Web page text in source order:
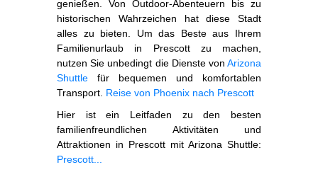
genießen. Von Outdoor‑Abenteuern bis zu
historischen Wahrzeichen hat diese Stadt
alles zu bieten. Um das Beste aus Ihrem
Familienurlaub in Prescott zu machen,
nutzen Sie unbedingt die Dienste von Arizona
Shuttle für bequemen und komfortablen
Transport. Reise von Phoenix nach Prescott
Hier ist ein Leitfaden zu den besten
familienfreundlichen Aktivitäten und
Attraktionen in Prescott mit Arizona Shuttle:
Prescott...